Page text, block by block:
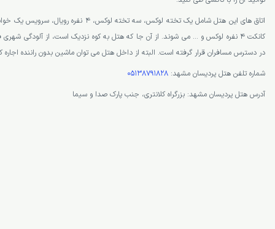
کانکت 4 نفره لوکس و … می شوند. از آن جا که هتل به کوه نزدیک است، از آلودگی
در دسترس مسافران قرار گرفته است. البته از داخل هتل می توان ماشین بدون راننده اجاره
شماره تلفن هتل پردیسان مشهد: 05138791828
آدرس هتل پردیسان مشهد: بزرگراه کلانتری، جنب پارک صدا و سیما